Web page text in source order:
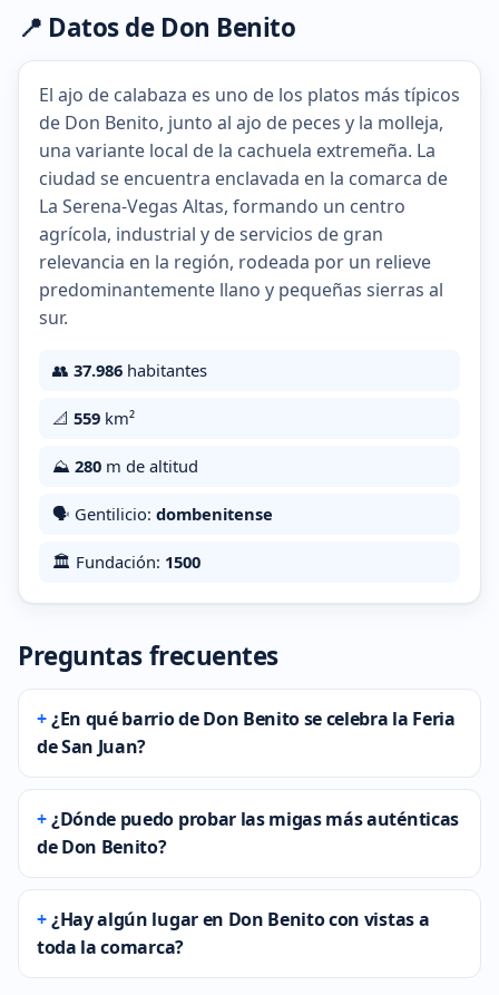
📍 Datos de Don Benito
El ajo de calabaza es uno de los platos más típicos
de Don Benito, junto al ajo de peces y la molleja,
una variante local de la cachuela extremeña. La
ciudad se encuentra enclavada en la comarca de
La Serena-Vegas Altas, formando un centro
agrícola, industrial y de servicios de gran
relevancia en la región, rodeada por un relieve
predominantemente llano y pequeñas sierras al
sur.
👥 37.986 habitantes
📐 559 km²
⛰️ 280 m de altitud
🗣️ Gentilicio: dombenitense
🏛️ Fundación: 1500
Preguntas frecuentes
¿En qué barrio de Don Benito se celebra la Feria
de San Juan?
¿Dónde puedo probar las migas más auténticas
de Don Benito?
¿Hay algún lugar en Don Benito con vistas a
toda la comarca?